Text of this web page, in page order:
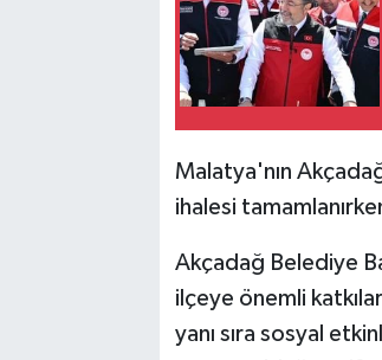
Malatya'nın
ihalesi
Akçadağ Belediye
ilçeye önemli
yanı sıra sosyal